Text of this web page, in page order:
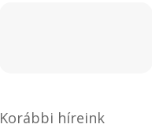
Korábbi híreink